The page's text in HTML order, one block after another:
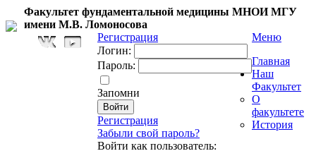
Факультет фундаментальной медицины МНОИ МГУ
имени М.В. Ломоносова
Регистрация
Логин:
Пароль:
Запомни
Регистрация
Забыли свой пароль?
Войти как пользователь:
Меню
Главная
Наш
Факультет
О
факультете
История